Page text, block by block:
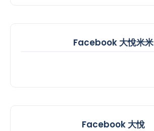
Facebook 大悅米米
Facebook 大悅